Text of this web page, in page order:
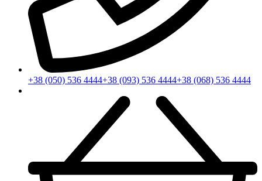
+38 (050) 536 4444+38 (093) 536 4444+38 (068) 536 4444